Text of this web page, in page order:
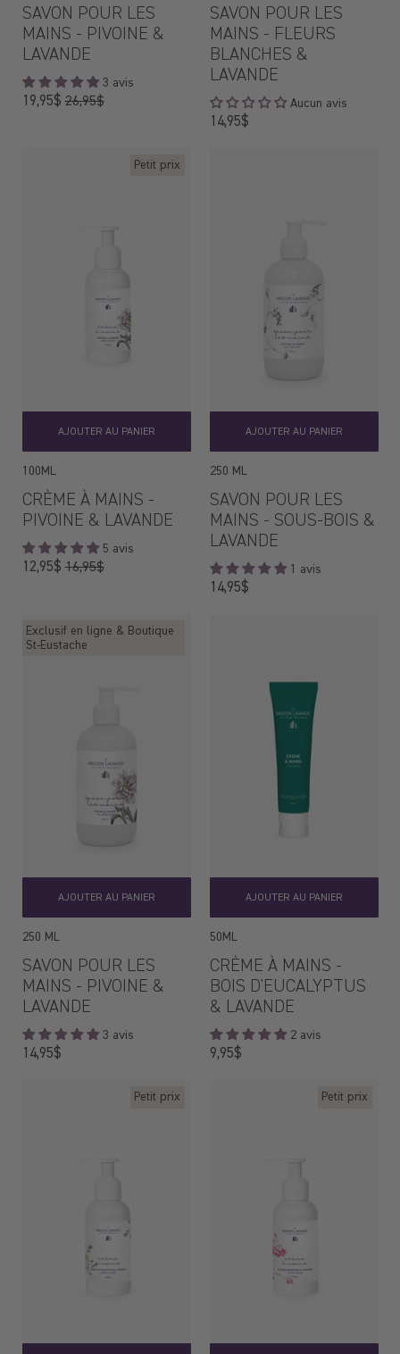
SAVON POUR LES
MAINS - PIVOINE &
LAVANDE
3 avis
19,95$Prix
régulier
26,95$
SAVON POUR LES
MAINS - FLEURS
BLANCHES &
LAVANDE
Aucun avis
14,95$Prix
AJOUTER AU PANIER
Petit prix
100ML
CRÈME À MAINS -
PIVOINE & LAVANDE
5 avis
12,95$Prix
16,95$
AJOUTER AU PANIER
250 ML
SAVON POUR LES
MAINS - SOUS-BOIS &
LAVANDE
1 avis
14,95$Prix
AJOUTER AU PANIER
Exclusif en ligne & Boutique
St-Eustache
250 ML
SAVON POUR LES
MAINS - PIVOINE &
LAVANDE
3 avis
14,95$Prix
AJOUTER AU PANIER
50ML
CRÈME À MAINS -
BOIS D'EUCALYPTUS
& LAVANDE
2 avis
9,95$Prix
Petit prix Petit prix